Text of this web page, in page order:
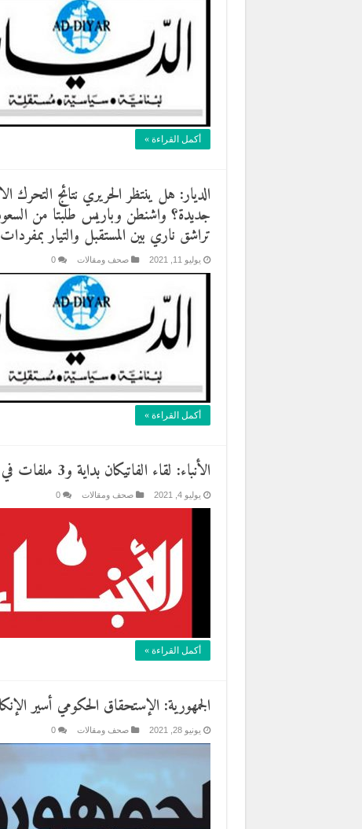
أكمل القراءة »
الديار: هل ينتظر الحريري نتائج التحرك
جديدة؟ واشنطن وباريس طلبتا من
تراشق ناري بين المستقبل والتيار
يوليو 11, 2021 صحف ومقالات 0
أكمل القراءة »
الأنباء: لقاء الفاتيكان بداية و3 ملفات في جولة الحريري.. وامتحان صعب في المرفأ
يوليو 4, 2021 صحف ومقالات 0
أكمل القراءة »
الجمهورية: الإستحقاق الحكومي أسير
يونيو 28, 2021 صحف ومقالات 0